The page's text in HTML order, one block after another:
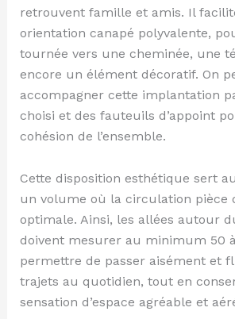
retrouvent famille et amis. Il
orientation canapé polyvalente,
tournée vers une cheminée, une
encore un élément décoratif. On
accompagner cette implantation
choisi et des fauteuils d’appoint
cohésion de l’ensemble.
Cette disposition esthétique sert
un volume où la circulation pièce
optimale. Ainsi, les allées autour
doivent mesurer au minimum 50
permettre de passer aisément et
trajets au quotidien, tout en
sensation d’espace agréable et